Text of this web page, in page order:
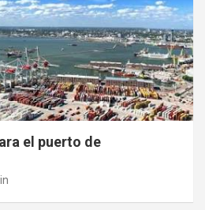
el puerto de